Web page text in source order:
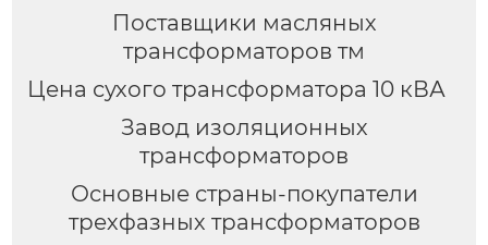
Поставщики масляных
трансформаторов тм
Цена сухого трансформатора 10 кВА
Завод изоляционных
трансформаторов
Основные страны-покупатели
трехфазных трансформаторов